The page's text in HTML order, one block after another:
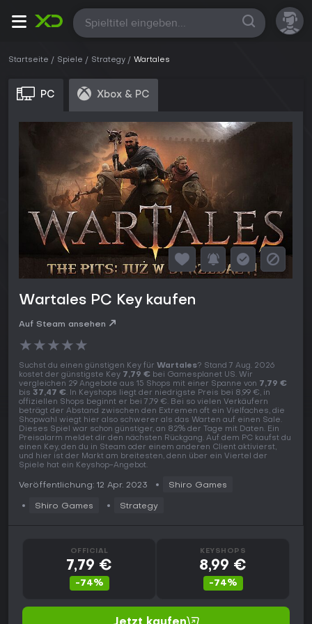
Alle
Startseite Spiele Strategy Wartales
PC Xbox & PC
Wartales PC Key kaufen
Auf Steam ansehen
★★★★★
Suchst du einen günstigen Key für Wartales? Stand 7 Aug. 2026
kostet der günstigste Key 7,79 € bei Gamesplanet US. Wir
vergleichen 29 Angebote aus 15 Shops mit einer Spanne von 7,79 €
bis 37,47 €. In Keyshops liegt der niedrigste Preis bei 8,99 €, in
offiziellen Shops beginnt er bei 7,79 €. Bei so vielen Verkäufern
beträgt der Abstand zwischen den Extremen oft ein Vielfaches, die
Shopwahl wiegt hier also schwerer als das Warten auf einen Sale.
Dieses Spiel war schon günstiger, an 82% der Tage mit Daten. Ein
Preisalarm meldet dir den nächsten Rückgang. Auf dem PC kaufst du
einen Key, den du in Steam oder einem anderen Client aktivierst,
und hier ist der Markt am breitesten, denn über ein Viertel der
Spiele hat ein Keyshop-Angebot.
Veröffentlichung: 12 Apr. 2023 Shiro Games
Shiro Games Strategy
OFFICIAL
7,79 €
-74%
KEYSHOPS
8,99 €
-74%